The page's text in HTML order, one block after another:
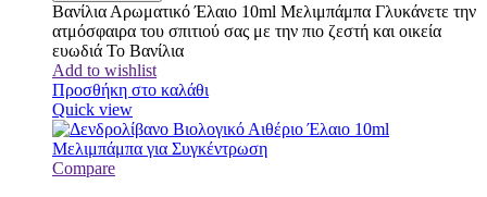
Βανίλια Αρωματικό Έλαιο 10ml Μελιμπάμπα Γλυκάνετε την
ατμόσφαιρα του σπιτιού σας με την πιο ζεστή και οικεία
ευωδιά Το Βανίλια
Add to wishlist
Προσθήκη στο καλάθι
Quick view
Compare